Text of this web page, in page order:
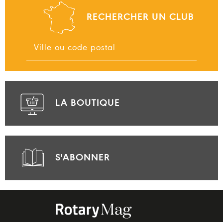
RECHERCHER UN CLUB
LA BOUTIQUE
S'ABONNER